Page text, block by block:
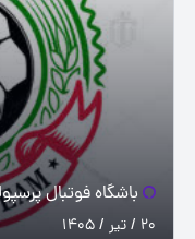
باشگاه فوتبال
20 / تیر / 1405